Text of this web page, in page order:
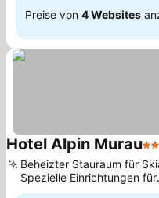
Preise von 4 Websites
Hotel Alpin Murau3
Beheizter Stauraum für
Spezielle Einrichtungen für
Motorradfahrer